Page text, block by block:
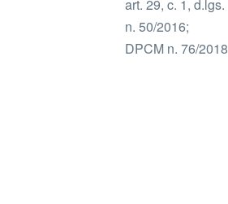
art. 29, c. 1, d.lgs.
n. 50/2016;
DPCM n. 76/2018